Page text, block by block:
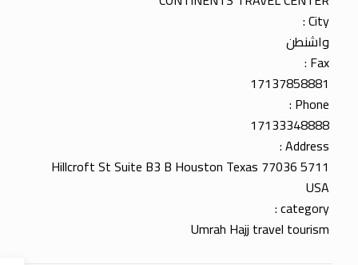
City :
واشنطن
Fax :
17137858881
Phone :
17133348888
Address :
5711 Hillcroft St Suite B3 B Houston Texas 77036
USA
category :
Umrah Hajj travel tourism